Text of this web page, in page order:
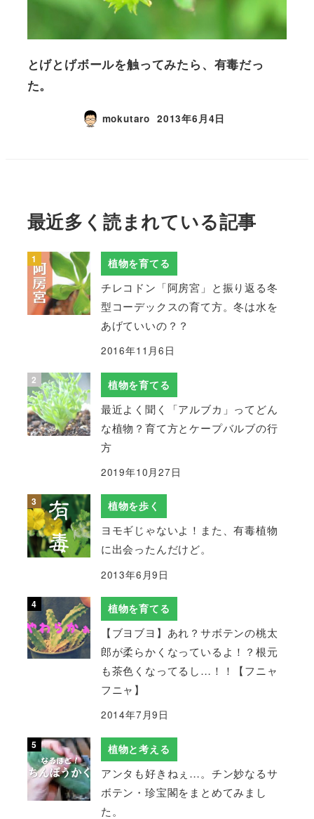
とげとげボールを触ってみたら、有毒だっ
た。
mokutaro 2013年6月4日
最近多く読まれている記事
植物を育てる
チレコドン「阿房宮」と振り返る冬
型コーデックスの育て方。冬は水を
あげていいの？？
2016年11月6日
植物を育てる
最近よく聞く「アルブカ」ってどん
な植物？育て方とケープバルブの行
方
2019年10月27日
植物を歩く
ヨモギじゃないよ！また、有毒植物
に出会ったんだけど。
2013年6月9日
植物を育てる
【ブヨブヨ】あれ？サボテンの桃太
郎が柔らかくなっているよ！？根元
も茶色くなってるし…！！【フニャ
フニャ】
2014年7月9日
植物と考える
アンタも好きねぇ…。チン妙なるサ
ボテン・珍宝閣をまとめてみまし
た。